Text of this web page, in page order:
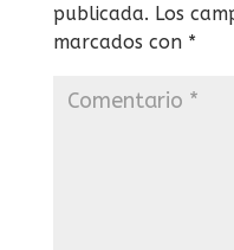
publicada. Los
marcados con *